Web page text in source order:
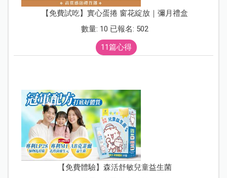
【免費試吃】實心蛋捲 窗花綻放｜彌月禮盒
數量: 10 已報名: 502
11篇心得
【免費體驗】森活舒敏兒童益生菌